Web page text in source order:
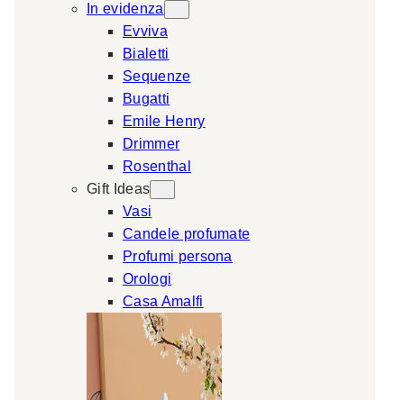
In evidenza
Evviva
Bialetti
Sequenze
Bugatti
Emile Henry
Drimmer
Rosenthal
Gift Ideas
Vasi
Candele profumate
Profumi persona
Orologi
Casa Amalfi